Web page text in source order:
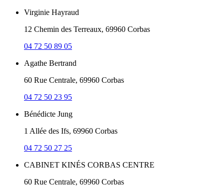
Virginie Hayraud
12 Chemin des Terreaux, 69960 Corbas
04 72 50 89 05
Agathe Bertrand
60 Rue Centrale, 69960 Corbas
04 72 50 23 95
Bénédicte Jung
1 Allée des Ifs, 69960 Corbas
04 72 50 27 25
CABINET KINÉS CORBAS CENTRE
60 Rue Centrale, 69960 Corbas